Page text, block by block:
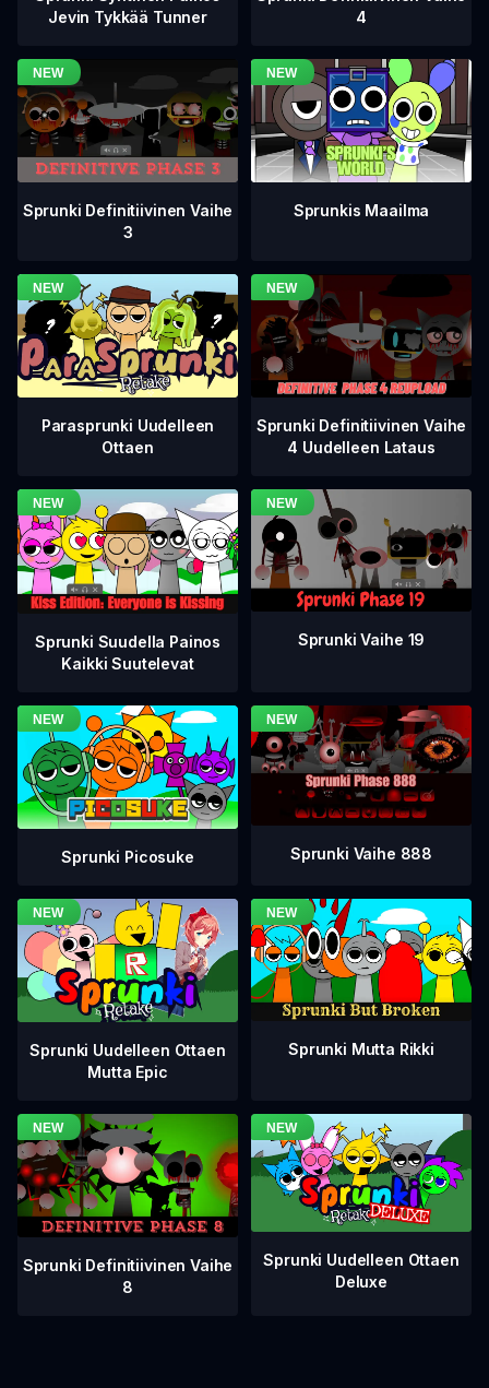
Jevin Tykkää Tunner
4
Sprunki Definitiivinen Vaihe
3
Sprunkis Maailma
Parasprunki Uudelleen
Ottaen
Sprunki Definitiivinen Vaihe
4 Uudelleen Lataus
Sprunki Suudella Painos
Kaikki Suutelevat
Sprunki Vaihe 19
Sprunki Picosuke Sprunki Vaihe 888
Sprunki Uudelleen Ottaen
Mutta Epic
Sprunki Mutta Rikki
Sprunki Definitiivinen Vaihe
8
Sprunki Uudelleen Ottaen
Deluxe